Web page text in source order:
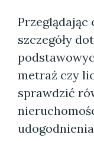
Przeglądając
szczegóły
metraż czy
sprawdzić